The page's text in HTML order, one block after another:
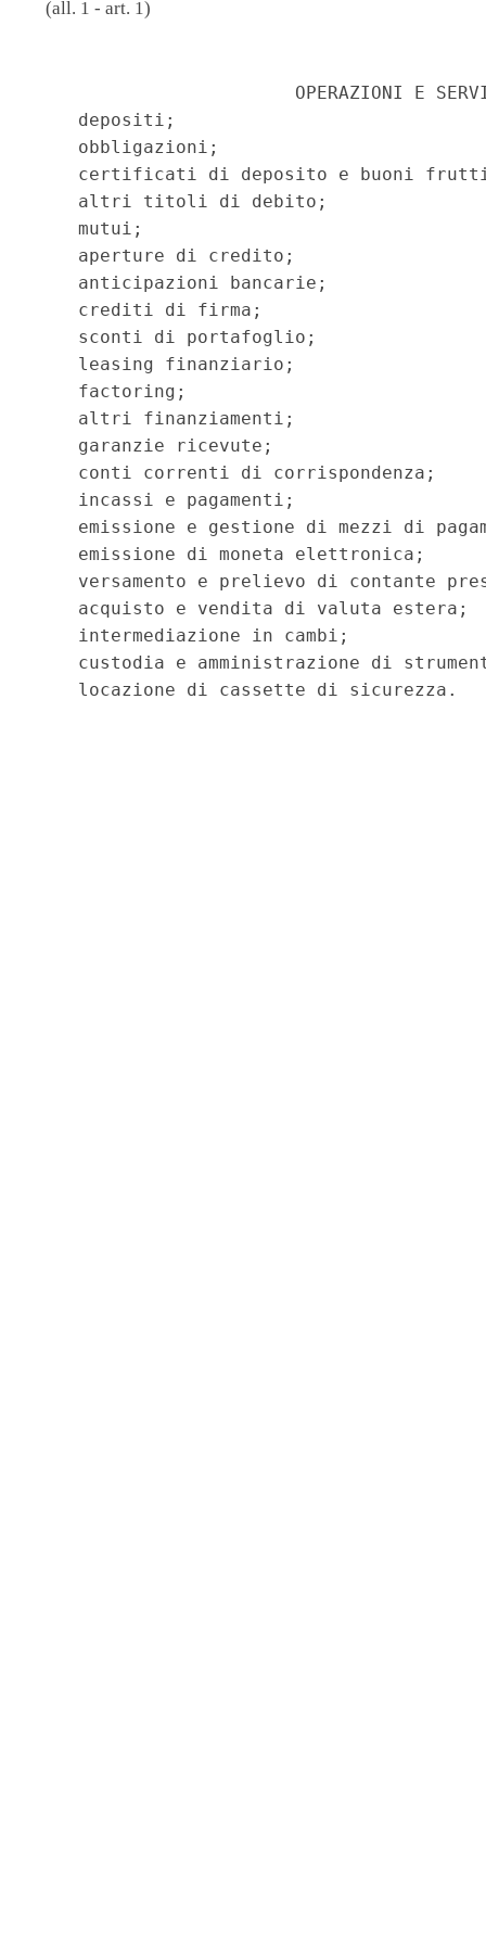
(all. 1 - art. 1)
OPERAZIONI E
    depositi;
    obbligazioni;
certificati di deposito e buoni
    altri titoli di debito;
    mutui;
    aperture di credito;
    anticipazioni bancarie;
    crediti di firma;
    sconti di portafoglio;
    leasing finanziario;
    factoring;
    altri finanziamenti;
    garanzie ricevute;
    conti correnti di corrispondenza;
    incassi e pagamenti;
emissione e gestione di mezzi di
    emissione di moneta elettronica;
versamento e prelievo di contante
    acquisto e vendita di valuta estera;
    intermediazione in cambi;
custodia e amministrazione di